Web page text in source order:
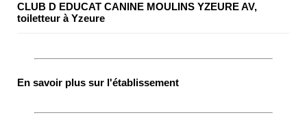
CLUB D EDUCAT CANINE MOULINS YZEURE AV,
toiletteur à Yzeure
En savoir plus sur l'établissement